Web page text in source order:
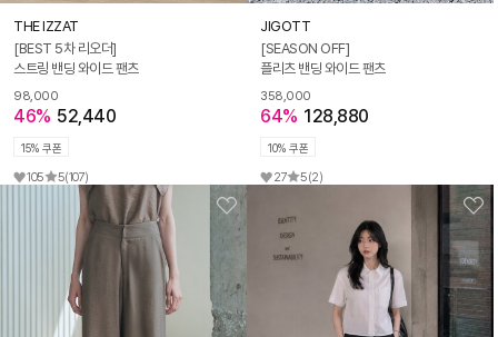
THE IZZAT
[BEST 5차 리오더]
스트링 밴딩 와이드 팬츠
98,000
46% 52,440
15% 쿠폰
105 5(107)
JIGOTT
[SEASON OFF]
플리츠 밴딩 와이드 팬츠
358,000
64% 128,880
10% 쿠폰
27 5(2)